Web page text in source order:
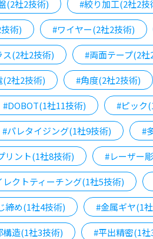
(2社2技術) #絞り加工(2社2技
術) #ワイヤー(2社2技術)
ス(2社2技術) #両面テープ(2社
(2社2技術) #角度(2社2技術)
#DOBOT(1社11技術) #ピック
#パレタイジング(1社9技術) #
リント(1社8技術) #レーザー
レクトティーチング(1社5技術)
締め(1社4技術) #金属ギヤ(1
構造(1社3技術) #平出精密(1社